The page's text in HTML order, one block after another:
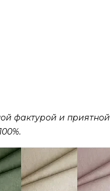
и приятной